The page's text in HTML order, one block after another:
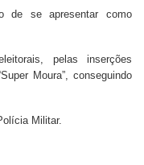
de se apresentar como
pelas inserções
Moura”, conseguindo
Militar.